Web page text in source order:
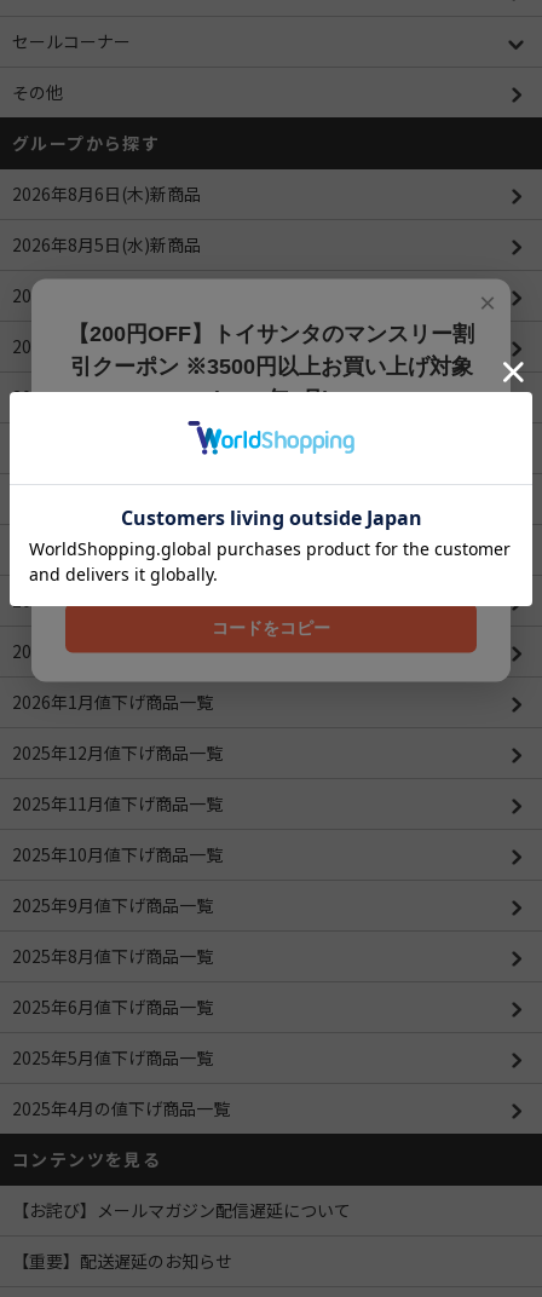
セールコーナー
その他
グループから探す
2026年8月6日(木)新商品
2026年8月5日(水)新商品
2026年8月4日(火)新商品
2026年8月3日(月)新商品
2026年8月1日(土)新商品
2026年7月31日(金)新商品
2026年4月値下げ商品一覧(更新：2026/04/16)
2026年3月値下げ商品一覧
2026年2月値下げ商品一覧
2026年1月値下げ商品一覧
2025年12月値下げ商品一覧
2025年11月値下げ商品一覧
2025年10月値下げ商品一覧
2025年9月値下げ商品一覧
2025年8月値下げ商品一覧
2025年6月値下げ商品一覧
2025年5月値下げ商品一覧
2025年4月の値下げ商品一覧
コンテンツを見る
【お詫び】メールマガジン配信遅延について
【重要】配送遅延のお知らせ
×
【200円OFF】トイサンタのマンスリー割
引クーポン ※3500円以上お買い上げ対象
(2026年8月)
【200円OFFクーポン】3500円以上お買上げでご利用可能
です!! 8月1日～8月31日まで
202608
コードをコピー